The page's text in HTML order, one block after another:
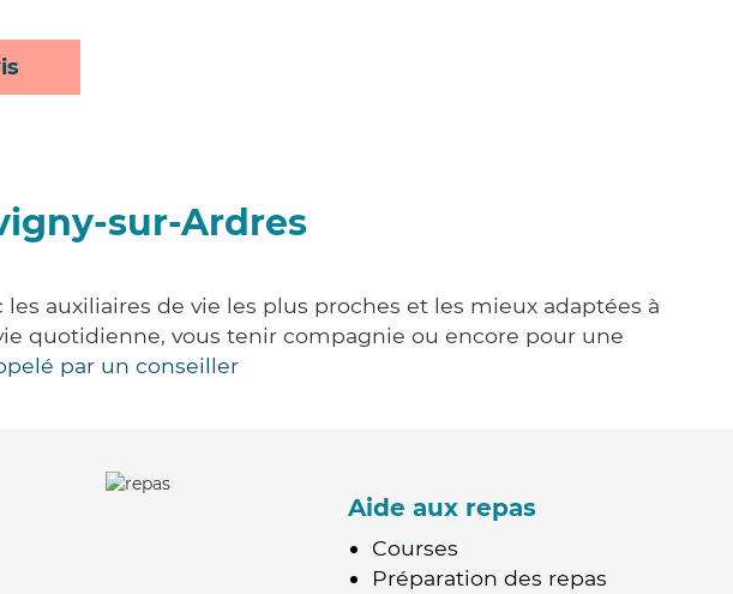
sur-Ardres
auxiliaires de vie les plus proches et les mieux adaptées à
quotidienne, vous tenir compagnie ou encore pour une
par un conseiller
Aide aux repas
Courses
Préparation des repas